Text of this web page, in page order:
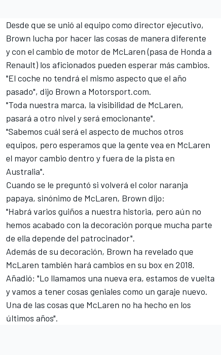
Desde que se unió al equipo como director ejecutivo,
Brown lucha por hacer las cosas de manera diferente
y con el cambio de motor de McLaren (pasa de Honda a
Renault) los aficionados pueden esperar más cambios.
"El coche no tendrá el mismo aspecto que el año
pasado", dijo Brown a Motorsport.com.
"Toda nuestra marca, la visibilidad de McLaren,
pasará a otro nivel y será emocionante".
"Sabemos cuál será el aspecto de muchos otros
equipos, pero esperamos que la gente vea en McLaren
el mayor cambio dentro y fuera de la pista en
Australia".
Cuando se le preguntó si volverá el color naranja
papaya, sinónimo de McLaren, Brown dijo:
"Habrá varios guiños a nuestra historia, pero aún no
hemos acabado con la decoración porque mucha parte
de ella depende del patrocinador".
Además de su decoración, Brown ha revelado que
McLaren también hará cambios en su box en 2018.
Añadió: "Lo llamamos una nueva era, estamos de vuelta
y vamos a tener cosas geniales como un garaje nuevo.
Una de las cosas que McLaren no ha hecho en los
últimos años".